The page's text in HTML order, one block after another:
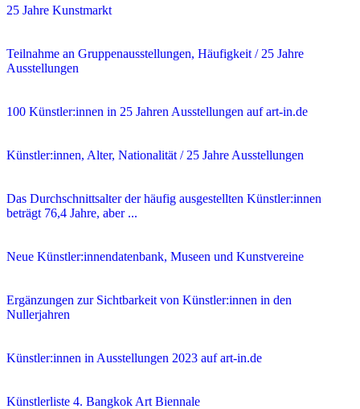
25 Jahre Kunstmarkt
Teilnahme an Gruppenausstellungen, Häufigkeit / 25 Jahre
Ausstellungen
100 Künstler:innen in 25 Jahren Ausstellungen auf art-in.de
Künstler:innen, Alter, Nationalität / 25 Jahre Ausstellungen
Das Durchschnittsalter der häufig ausgestellten Künstler:innen
beträgt 76,4 Jahre, aber ...
Neue Künstler:innendatenbank, Museen und Kunstvereine
Ergänzungen zur Sichtbarkeit von Künstler:innen in den
Nullerjahren
Künstler:innen in Ausstellungen 2023 auf art-in.de
Künstlerliste 4. Bangkok Art Biennale